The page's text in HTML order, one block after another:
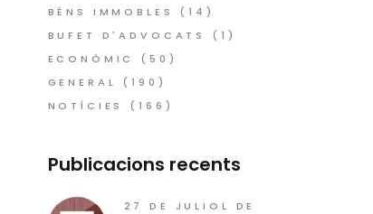
BÉNS IMMOBLES
(14)
BUFET D'ADVOCATS
(1)
ECONÒMIC
(50)
GENERAL
(190)
NOTÍCIES
(166)
Publicacions recents
27 DE JULIOL DE